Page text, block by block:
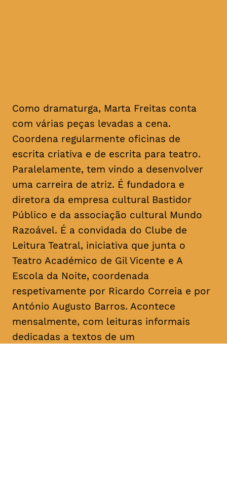
Como dramaturga, Marta Freitas conta
com várias peças levadas a cena.
Coordena regularmente oficinas de
escrita criativa e de escrita para teatro.
Paralelamente, tem vindo a desenvolver
uma carreira de atriz. É fundadora e
diretora da empresa cultural Bastidor
Público e da associação cultural Mundo
Razoável. É a convidada do Clube de
Leitura Teatral, iniciativa que junta o
Teatro Académico de Gil Vicente e A
Escola da Noite, coordenada
respetivamente por Ricardo Correia e por
António Augusto Barros. Acontece
mensalmente, com leituras informais
dedicadas a textos de um